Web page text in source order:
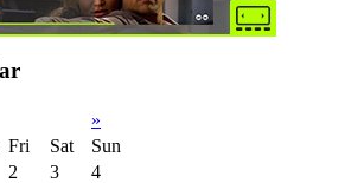
»
Fri Sat
Sun
2 3
4